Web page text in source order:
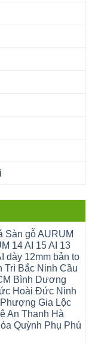
Sàn gỗ AURUM
14 AI 15 AI 13
dày 12mm bản to
Trì Bắc Ninh Cầu
Bình Dương
Hoài Đức Ninh
Gia Lộc
An Thanh Hà
Quỳnh Phụ Phú